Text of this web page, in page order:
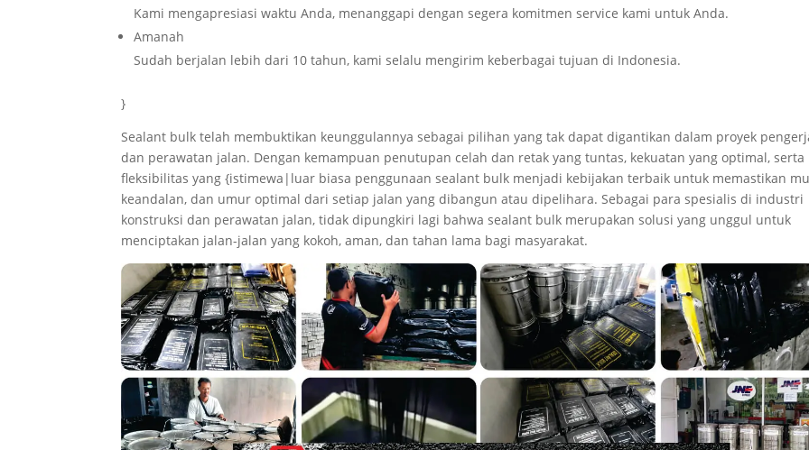
Kami mengapresiasi waktu Anda, menanggapi dengan segera komitmen service kami untuk Anda.
Amanah
Sudah berjalan lebih dari 10 tahun, kami selalu mengirim keberbagai tujuan di Indonesia.
}
Sealant bulk telah membuktikan keunggulannya sebagai pilihan yang tak dapat digantikan dalam proyek
dan perawatan jalan. Dengan kemampuan penutupan celah dan retak yang tuntas, kekuatan yang optimal, serta
fleksibilitas yang {istimewa|luar biasa penggunaan sealant bulk menjadi kebijakan terbaik untuk memastikan
keandalan, dan umur optimal dari setiap jalan yang dibangun atau dipelihara. Sebagai para spesialis di industri
konstruksi dan perawatan jalan, tidak dipungkiri lagi bahwa sealant bulk merupakan solusi yang unggul untuk
menciptakan jalan-jalan yang kokoh, aman, dan tahan lama bagi masyarakat.